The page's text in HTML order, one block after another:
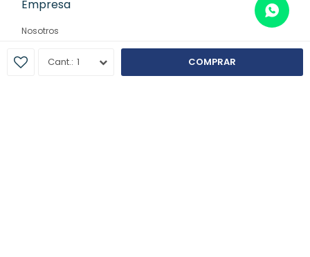
1 COMPRAR
Empresa
Nosotros